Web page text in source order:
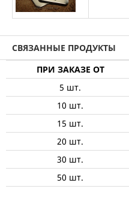
СВЯЗАННЫЕ ПРОДУКТЫ
ПРИ ЗАКАЗЕ ОТ
5 шт.
10 шт.
15 шт.
20 шт.
30 шт.
50 шт.